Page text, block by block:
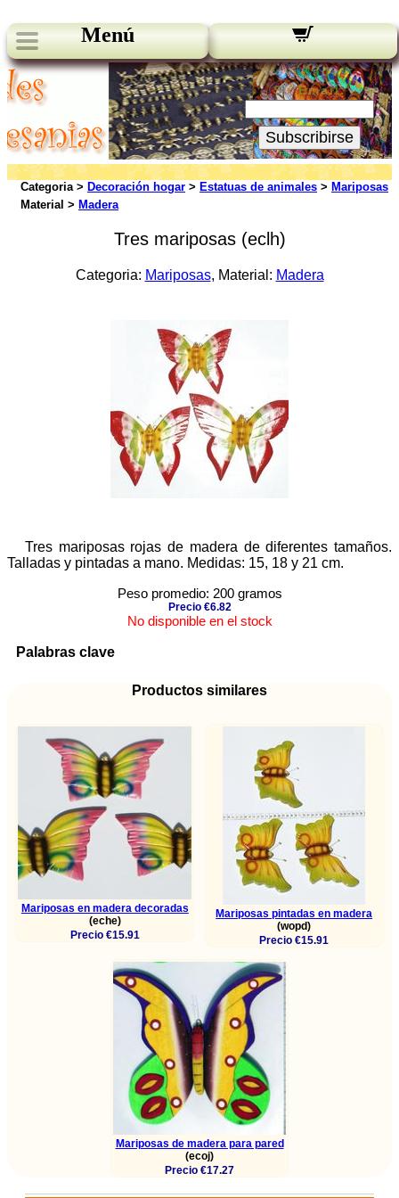
Menú
Novedades:
Su Email:
Subscribirse
Categoria > Decoración hogar > Estatuas de animales > Mariposas
Material > Madera
Tres mariposas (eclh)
Categoria: Mariposas, Material: Madera
Tres mariposas rojas de madera de diferentes tamaños.
Talladas y pintadas a mano. Medidas: 15, 18 y 21 cm.
Peso promedio: 200 gramos
Precio €6.82
No disponible en el stock
Palabras clave
Productos similares
Mariposas en madera decoradas
(eche)
Precio €15.91
Mariposas pintadas en madera
(wopd)
Precio €15.91
Mariposas de madera para pared
(ecoj)
Precio €17.27